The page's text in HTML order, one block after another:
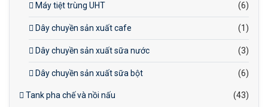
Máy tiệt trùng UHT (6)
Dây chuyền sản xuất cafe (1)
Dây chuyền sản xuất sữa nước (3)
Dây chuyền sản xuất sữa bột (6)
Tank pha chế và nồi nấu
(43)